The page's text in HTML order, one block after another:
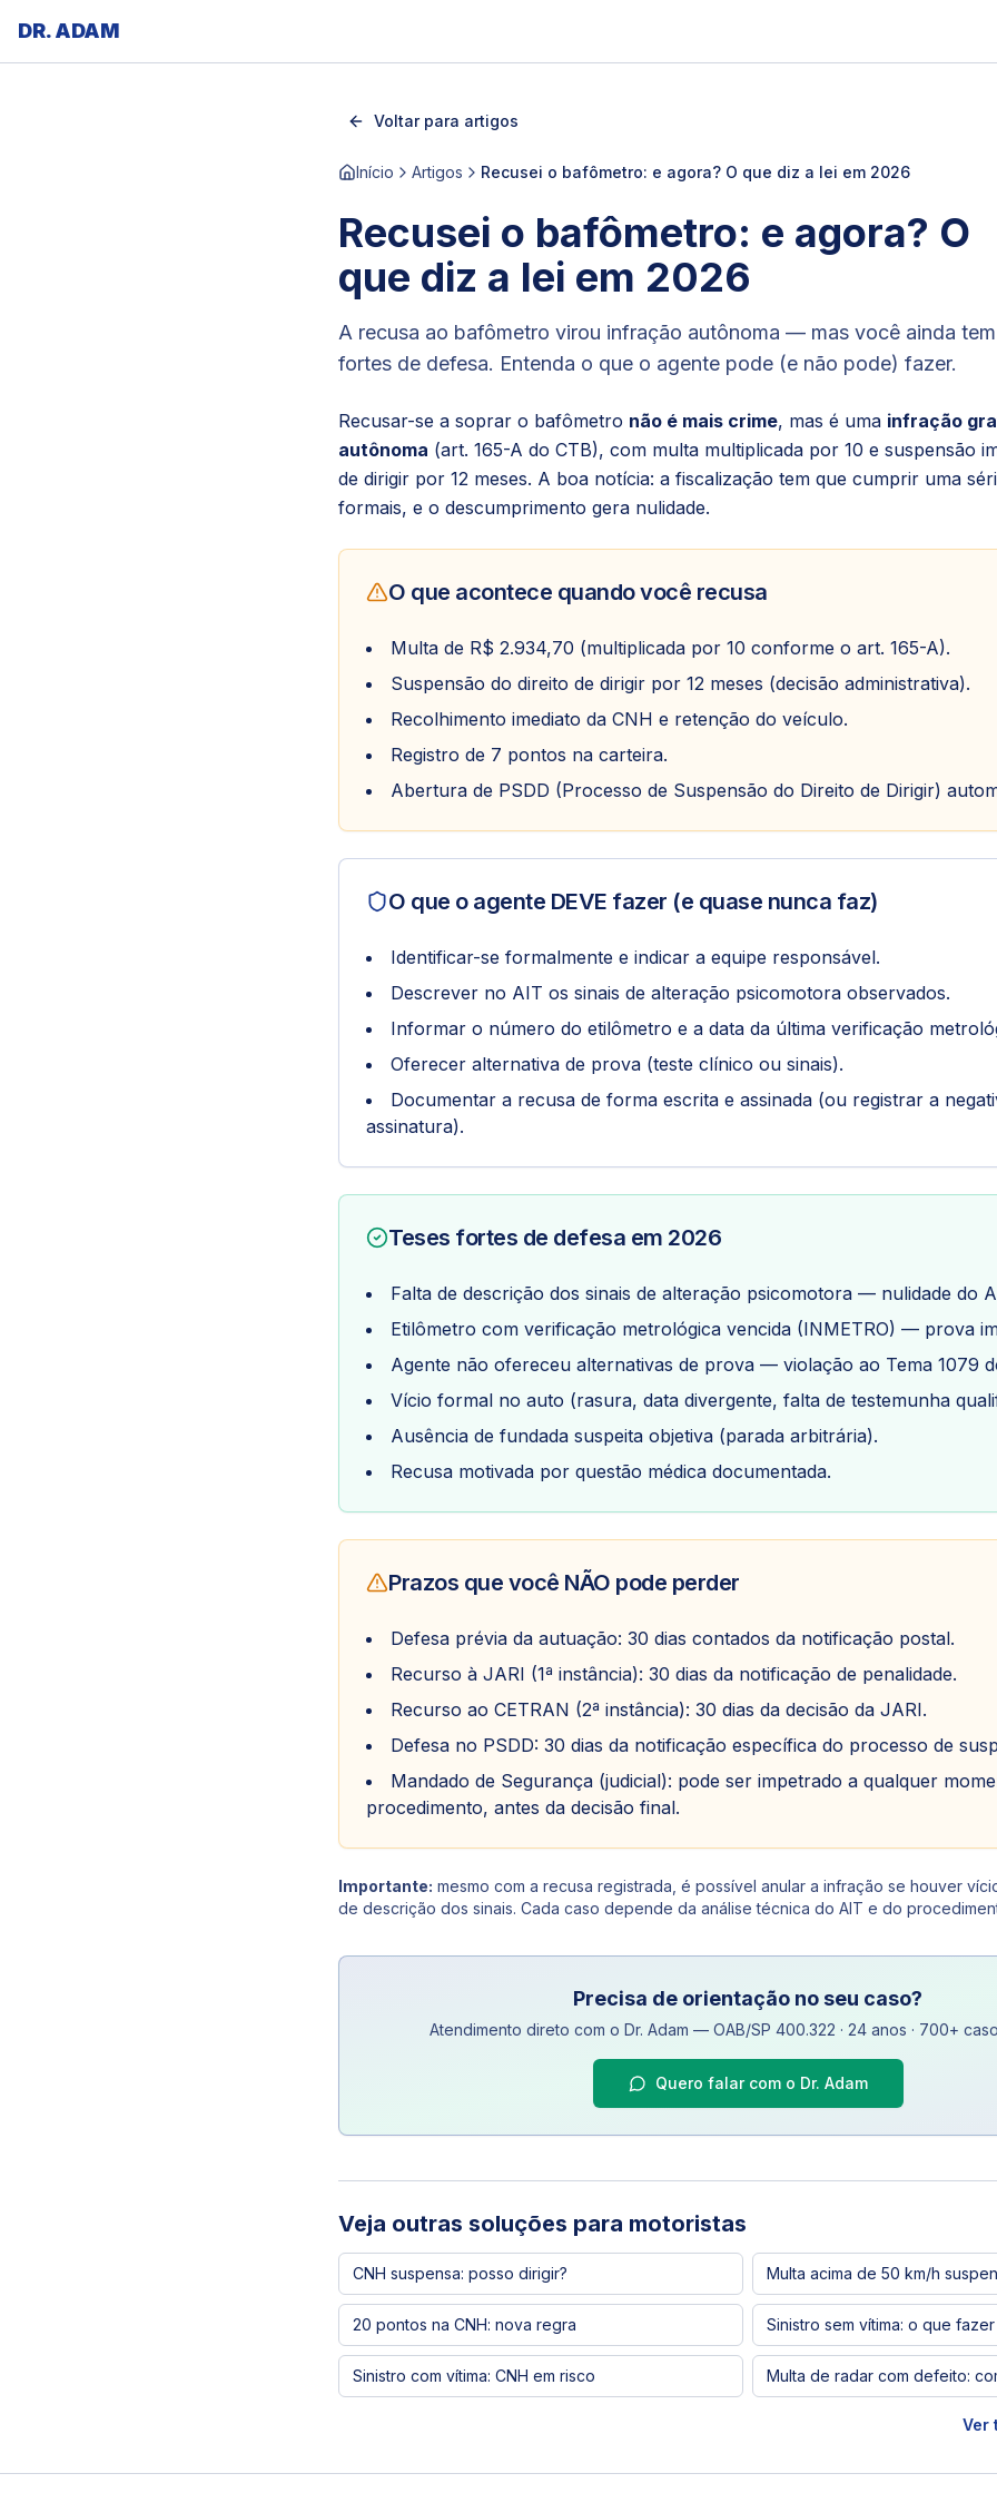
DR. ADAM
Voltar para artigos
Início Artigos Recusei o bafômetro: e agora? O que diz a lei em 2026
Recusei o bafômetro: e agora? O
que diz a lei em 2026
A recusa ao bafômetro virou infração autônoma — mas você ainda
fortes de defesa. Entenda o que o agente pode (e não pode) fazer.
Recusar-se a soprar o bafômetro não é mais crime, mas é uma infração
autônoma (art. 165-A do CTB), com multa multiplicada por 10 e suspensão
de dirigir por 12 meses. A boa notícia: a fiscalização tem que cumprir uma
formais, e o descumprimento gera nulidade.
O que acontece quando você recusa
Multa de R$ 2.934,70 (multiplicada por 10 conforme o art. 165-A).
Suspensão do direito de dirigir por 12 meses (decisão administrativa).
Recolhimento imediato da CNH e retenção do veículo.
Registro de 7 pontos na carteira.
Abertura de PSDD (Processo de Suspensão do Direito de Dirigir)
O que o agente DEVE fazer (e quase nunca faz)
Identificar-se formalmente e indicar a equipe responsável.
Descrever no AIT os sinais de alteração psicomotora observados.
Informar o número do etilômetro e a data da última verificação
Oferecer alternativa de prova (teste clínico ou sinais).
Documentar a recusa de forma escrita e assinada (ou registrar a
assinatura).
Teses fortes de defesa em 2026
Falta de descrição dos sinais de alteração psicomotora — nulidade do
Etilômetro com verificação metrológica vencida (INMETRO) — prova
Agente não ofereceu alternativas de prova — violação ao Tema 1079
Vício formal no auto (rasura, data divergente, falta de testemunha
Ausência de fundada suspeita objetiva (parada arbitrária).
Recusa motivada por questão médica documentada.
Prazos que você NÃO pode perder
Defesa prévia da autuação: 30 dias contados da notificação postal.
Recurso à JARI (1ª instância): 30 dias da notificação de penalidade.
Recurso ao CETRAN (2ª instância): 30 dias da decisão da JARI.
Defesa no PSDD: 30 dias da notificação específica do processo de
Mandado de Segurança (judicial): pode ser impetrado a qualquer
procedimento, antes da decisão final.
Importante: mesmo com a recusa registrada, é possível anular a infração se houver
de descrição dos sinais. Cada caso depende da análise técnica do AIT e do
Precisa de orientação no seu caso?
Atendimento direto com o Dr. Adam — OAB/SP 400.322 · 24 anos · 700+
Quero falar com o Dr. Adam
Veja outras soluções para motoristas
CNH suspensa: posso dirigir? Multa acima de 50 km/h
20 pontos na CNH: nova regra Sinistro sem vítima: o que fazer
Sinistro com vítima: CNH em risco Multa de radar com defeito:
Ver